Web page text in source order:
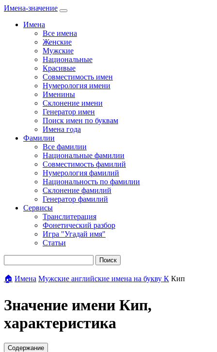
Имена-значение
Имена
Все имена
Женские
Мужские
Национальные
Красивые
Совместимость имен
Нумерология имени
Именины
Склонение имени
Генератор имен
Поиск имен по буквам
Имена года
Фамилии
Все фамилии
Национальные фамилии
Совместимость фамилий
Нумерология фамилий
Национальность по фамилии
Склонение фамилий
Генератор фамилий
Сервисы
Транслитерация
Фонетический разбор
Игра "Угадай имя"
Статьи
Поиск
🏠 Имена Мужские английские имена на букву К Кип
Значение имени Кип,
характеристика
Содержание